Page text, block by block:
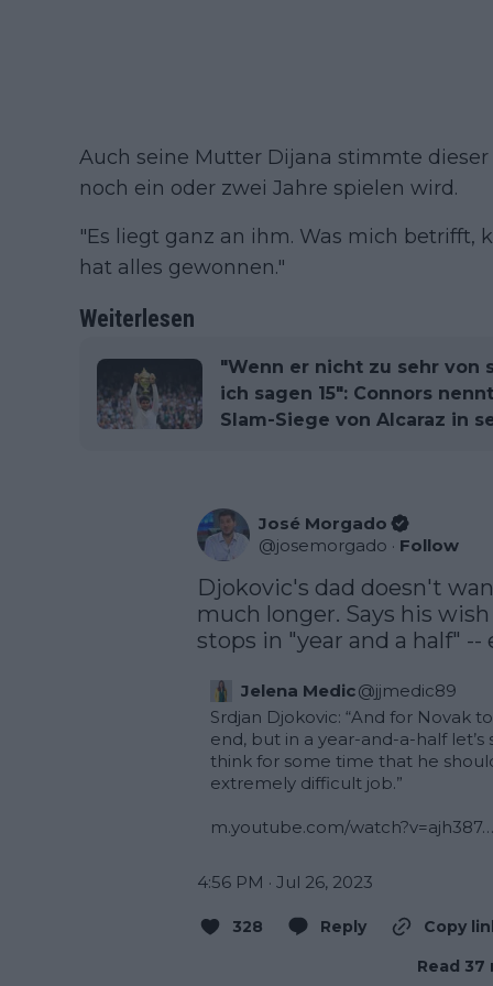
Auch seine Mutter Dijana stimmte
noch ein oder zwei Jahre spielen wird.
"Es liegt ganz an ihm. Was mich betrifft,
hat alles gewonnen."
Weiterlesen
"Wenn er nicht zu sehr von
ich sagen 15": Connors
Slam-Siege von Alcaraz in
José Morgado
@josemorgado · Follow
Djokovic's dad doesn't
much longer. Says his
stops in "year and a half" --
Jelena Medic@jjmedic89
Srdjan Djokovic: “And for Novak
end, but in a year-and-a-half let’s
think for some time that he
extremely difficult job.”
m.youtube.com/watch?v=ajh387…
4:56 PM · Jul 26, 2023
328 Reply
Copy
Read 37